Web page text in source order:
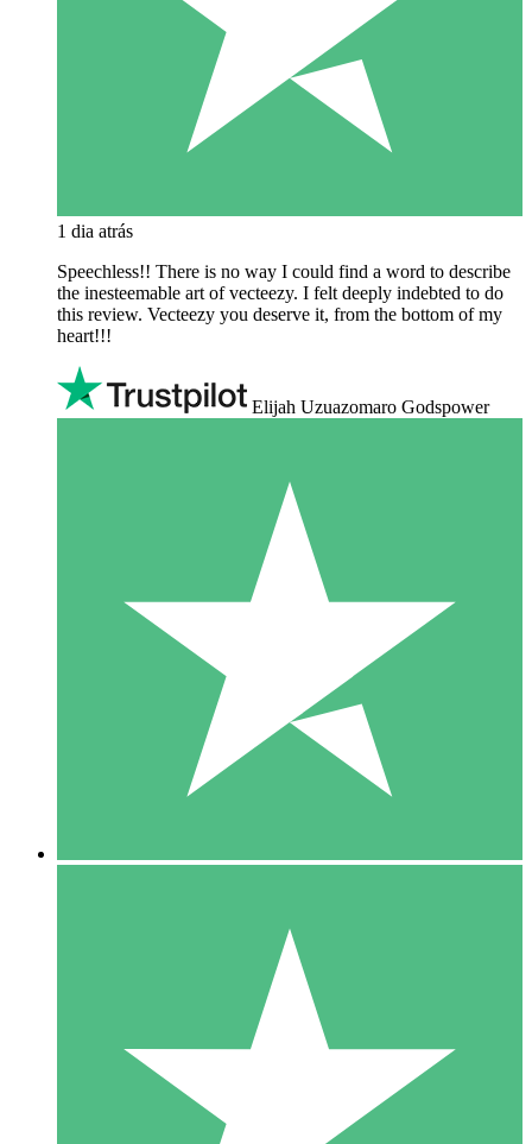
1 dia atrás
Speechless!! There is no way I could find a word to describe
the inesteemable art of vecteezy. I felt deeply indebted to do
this review. Vecteezy you deserve it, from the bottom of my
heart!!!
Elijah Uzuazomaro Godspower